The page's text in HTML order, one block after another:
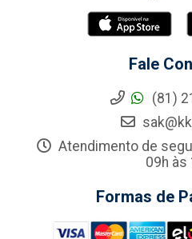
Fale
(81)
Atendimento de
09h às
Formas de